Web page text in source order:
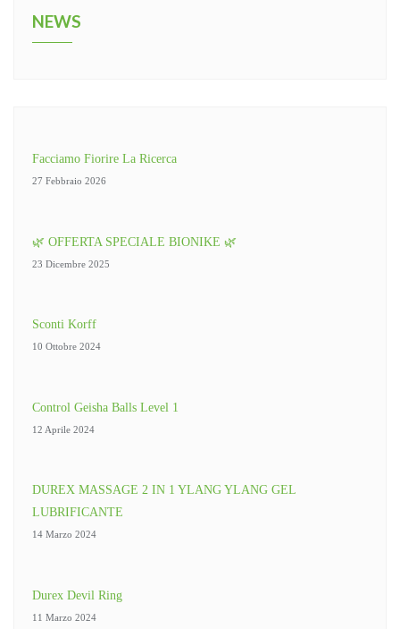
NEWS
Facciamo Fiorire La Ricerca
27 Febbraio 2026
🌿 OFFERTA SPECIALE BIONIKE 🌿
23 Dicembre 2025
Sconti Korff
10 Ottobre 2024
Control Geisha Balls Level 1
12 Aprile 2024
DUREX MASSAGE 2 IN 1 YLANG YLANG GEL
LUBRIFICANTE
14 Marzo 2024
Durex Devil Ring
11 Marzo 2024